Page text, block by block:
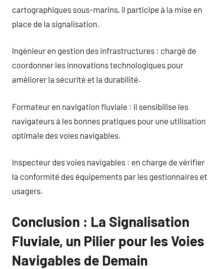
cartographiques sous-marins, il participe à la mise en
place de la signalisation.
Ingénieur en gestion des infrastructures : chargé de
coordonner les innovations technologiques pour
améliorer la sécurité et la durabilité.
Formateur en navigation fluviale : il sensibilise les
navigateurs à les bonnes pratiques pour une utilisation
optimale des voies navigables.
Inspecteur des voies navigables : en charge de vérifier
la conformité des équipements par les gestionnaires et
usagers.
Conclusion : La Signalisation
Fluviale, un Pilier pour les Voies
Navigables de Demain